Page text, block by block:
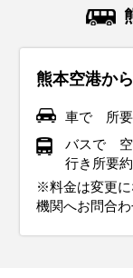
11月下旬になる
薄手のコートを
どの防寒アイテ
イベント・観光
妙見宮大祭（八代
12月は冬の寒さ
必要になり、イ
のがおすすめで
合は、手袋やマ
です。
イベント・観光
CHRISMAS
スティバル（天草
熊本県の1月は、
す。阿蘇地方で
に達することも
は必須で、イン
材を選びましょ
ムも活用すると
イベント・観光
熊本城迎春行事 （
2月も引き続き冬
あります。厚手
ど、真冬の服装
え込みに備え、
イベント・観光
植木市（熊本市）
（人吉）
熊本の春の訪れ
トや薄手のニッ
調整しやすい服
寒さが残るため
イベント・観光
粟島神社大祭（宇
4月は気候が穏や
手の羽織りもの
ウス、薄手のジ
イベント・観光
清正公まつり（熊
5月は気温がぐっ
とがあるため、
う。半袖のカッ
シャツを羽織る
イベント・観光
阿蘇の山開き（阿
泉鯉のぼり祭り（
6月は梅雨の時期
薄手のシャツや
い雨が降ること
傘は必ず持参し
と便利です。
イベント・観光
犬子ひょうたん（
市）
7月は本格的な夏
でも日中は暑さ
ャツを選び、帽
う。日差しが強
すめです。屋外
や、水分補給を
イベント・観光
頓写会（熊本市）
熊本空港か
車で 所要
バスで 空
行き所要
※料金は変更に
機関へお問合わ